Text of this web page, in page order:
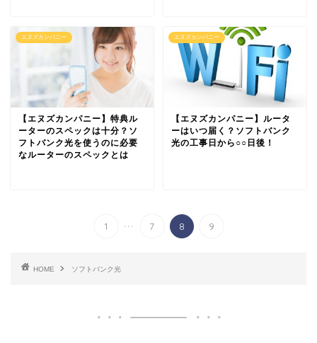
エヌズカンパニー
【エヌズカンパニー】特典ル
ーターのスペックは十分？ソ
フトバンク光を使うのに必要
なルーターのスペックとは
エヌズカンパニー
【エヌズカンパニー】ルータ
ーはいつ届く？ソフトバンク
光の工事日から○○日後！
1 ... 7 8 9
HOME ソフトバンク光